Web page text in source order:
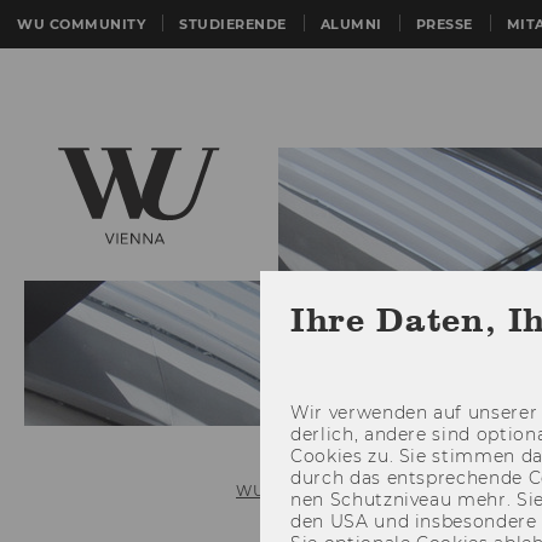
WU COMMUNITY STUDIERENDE ALUMNI PRESSE
WU (Wirtschaftsuniversität Wien)
Ihre Daten,
Wir ver­wen­den auf
der­lich, an­de­re sind
Coo­kies zu. Sie stim­men
durch das ent­spre­chen­de
nen Schutz­ni­veau mehr.
den USA und